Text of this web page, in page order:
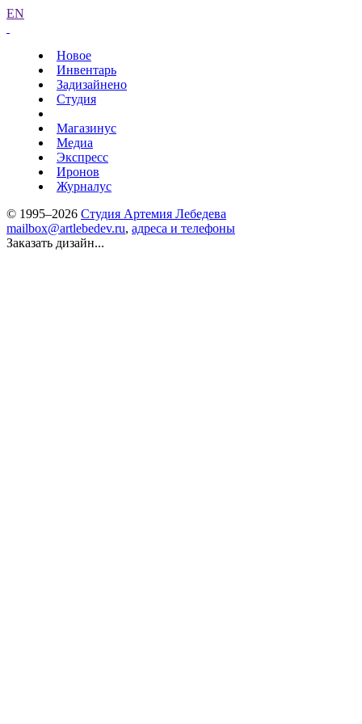
EN
Новое
Инвентарь
Задизайнено
Студия
Магазинус
Медиа
Экспресс
Иронов
Журналус
© 1995–2026 Студия Артемия Лебедева
mailbox@artlebedev.ru, адреса и телефоны
Заказать дизайн...